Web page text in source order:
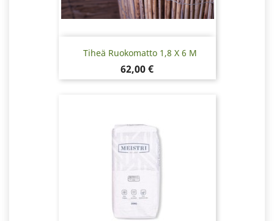
Tiheä Ruokomatto 1,8 X 6 M
Hinta
62,00 €